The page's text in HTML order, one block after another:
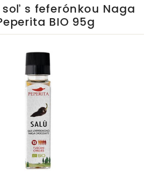
s feferónkou Naga
BIO 95g